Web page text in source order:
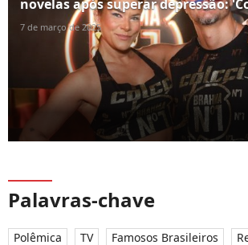
novelas após superar depressão:
7 de março de 2025
Palavras-chave
Polêmica TV Famosos Brasileiros